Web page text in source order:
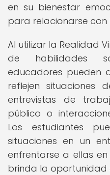
en su bienestar
para relacionarse con
Al utilizar la Realidad
de habilidades
educadores pueden
reflejen situaciones
entrevistas de
público o
Los estudiantes
situaciones en un
enfrentarse a ellas
brinda la oportunidad